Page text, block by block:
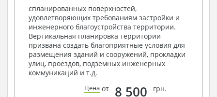
Архитектурные узлы в конструкциях
2. Конструктивный раздел:
Общие данные по проекту
Схемы расположения и расчеты фундаментов
Элементы каркаса – схемы расположения
Схема расположения перекрытий
Опоры перекрытия на стены или Узлы
Элементы кровли – схемы расположения
спланированных поверхностей,
удовлетворяющих требованиям застройки и
инженерного благоустройства территории.
Вертикальная планировка территории
призвана создать благоприятные условия для
размещения зданий и сооружений, прокладки
улиц, проездов, подземных инженерных
коммуникаций и т.д.
Цена от 8 500 грн.